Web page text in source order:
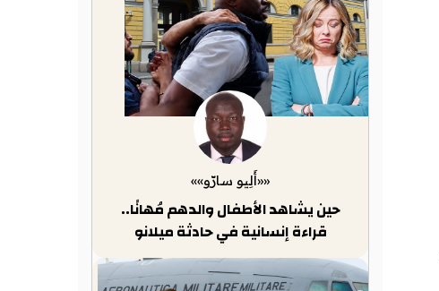
««أَلِيو سارّو»»
حين يشاهد الأطفال والدهم مُهانًا..
قراءة إنسانية في حادثة ميلانو